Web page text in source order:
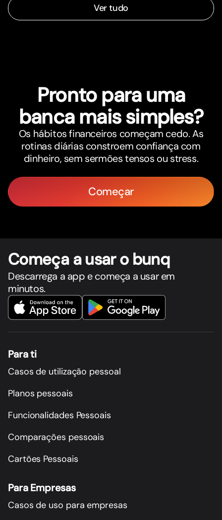
Ver tudo
Pronto para uma
banca mais simples?
Os hábitos financeiros começam cedo. As
rotinas diárias constroem confiança com
dinheiro, sem sermões tensos ou stress.
Começar
Começa a usar o bunq
Descarrega a app e começa a usar em
minutos.
Para ti
Casos de utilização pessoal
Planos pessoais
Funcionalidades Pessoais
Comparações pessoais
Cartões Pessoais
Para Empresas
Casos de uso para empresas